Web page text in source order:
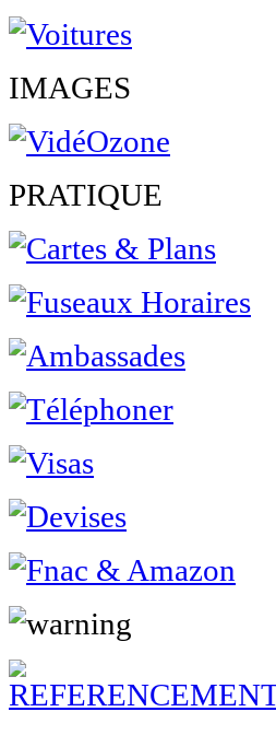
IMAGES
PRATIQUE